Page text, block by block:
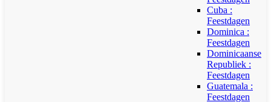
Cuba :
Feestdagen
Dominica :
Feestdagen
Dominicaanse
Republiek :
Feestdagen
Guatemala :
Feestdagen